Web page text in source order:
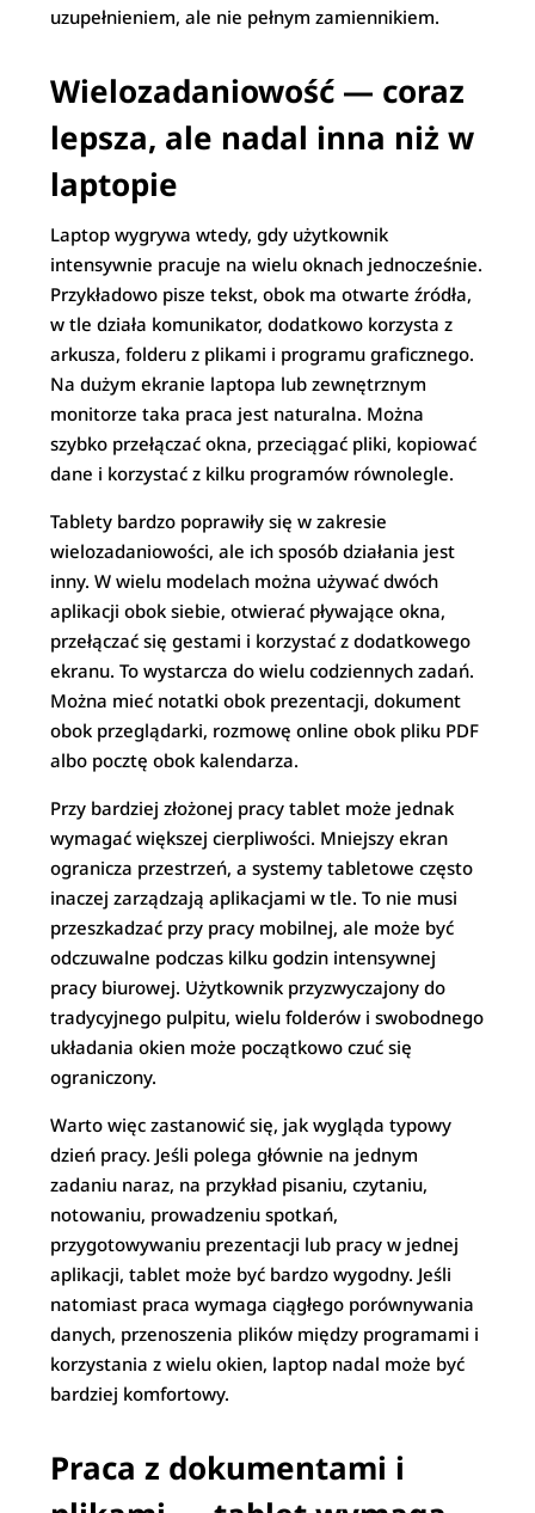
uzupełnieniem, ale nie pełnym zamiennikiem.
Wielozadaniowość — coraz
lepsza, ale nadal inna niż w
laptopie
Laptop wygrywa wtedy, gdy użytkownik
intensywnie pracuje na wielu oknach jednocześnie.
Przykładowo pisze tekst, obok ma otwarte źródła,
w tle działa komunikator, dodatkowo korzysta z
arkusza, folderu z plikami i programu graficznego.
Na dużym ekranie laptopa lub zewnętrznym
monitorze taka praca jest naturalna. Można
szybko przełączać okna, przeciągać pliki, kopiować
dane i korzystać z kilku programów równolegle.
Tablety bardzo poprawiły się w zakresie
wielozadaniowości, ale ich sposób działania jest
inny. W wielu modelach można używać dwóch
aplikacji obok siebie, otwierać pływające okna,
przełączać się gestami i korzystać z dodatkowego
ekranu. To wystarcza do wielu codziennych zadań.
Można mieć notatki obok prezentacji, dokument
obok przeglądarki, rozmowę online obok pliku PDF
albo pocztę obok kalendarza.
Przy bardziej złożonej pracy tablet może jednak
wymagać większej cierpliwości. Mniejszy ekran
ogranicza przestrzeń, a systemy tabletowe często
inaczej zarządzają aplikacjami w tle. To nie musi
przeszkadzać przy pracy mobilnej, ale może być
odczuwalne podczas kilku godzin intensywnej
pracy biurowej. Użytkownik przyzwyczajony do
tradycyjnego pulpitu, wielu folderów i swobodnego
układania okien może początkowo czuć się
ograniczony.
Warto więc zastanowić się, jak wygląda typowy
dzień pracy. Jeśli polega głównie na jednym
zadaniu naraz, na przykład pisaniu, czytaniu,
notowaniu, prowadzeniu spotkań,
przygotowywaniu prezentacji lub pracy w jednej
aplikacji, tablet może być bardzo wygodny. Jeśli
natomiast praca wymaga ciągłego porównywania
danych, przenoszenia plików między programami i
korzystania z wielu okien, laptop nadal może być
bardziej komfortowy.
Praca z dokumentami i